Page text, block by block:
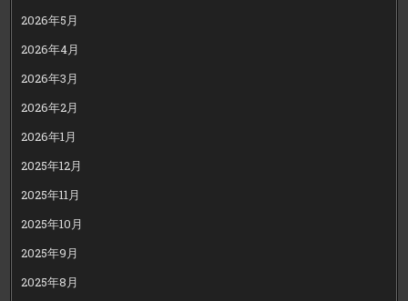
2026年5月
2026年4月
2026年3月
2026年2月
2026年1月
2025年12月
2025年11月
2025年10月
2025年9月
2025年8月